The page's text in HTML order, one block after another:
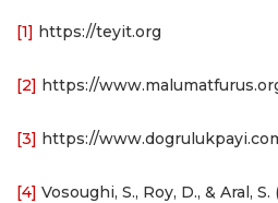
[1] https://teyit.org
[2] https://
[3] https://
[4] Vosoughi, S., Roy, D., & Aral,